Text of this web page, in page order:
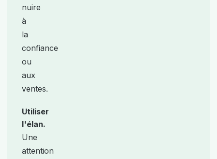
nuire
à
la
confiance
ou
aux
ventes.
Utiliser
l'élan.
Une
attention